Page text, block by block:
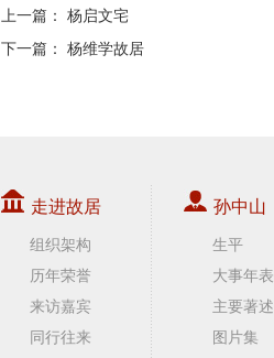
上一篇： 杨启文宅
下一篇： 杨维学故居
走进故居
组织架构
历年荣誉
来访嘉宾
同行往来
孙中山
生平
大事年表
主要著述
图片集